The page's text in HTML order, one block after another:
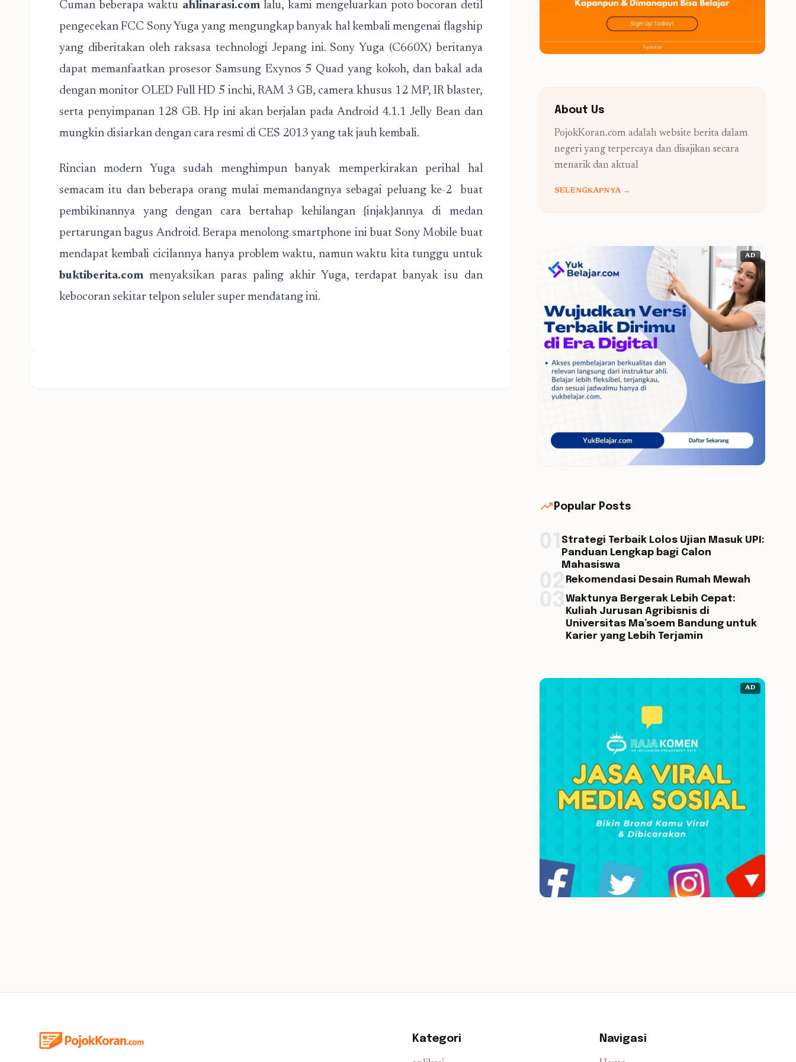
Cuman beberapa waktu ahlinarasi.comlalu, kami mengeluarkan poto bocoran detil
pengecekan FCC Sony Yuga yang mengungkap banyak hal kembali mengenai flagship
yang diberitakan oleh raksasa technologi Jepang ini. Sony Yuga (C660X) beritanya
dapat memanfaatkan prosesor Samsung Exynos 5 Quad yang kokoh, dan bakal ada
dengan monitor OLED Full HD 5 inchi, RAM 3 GB, camera khusus 12 MP, IR blaster,
serta penyimpanan 128 GB. Hp ini akan berjalan pada Android 4.1.1 Jelly Bean dan
mungkin disiarkan dengan cara resmi di CES 2013 yang tak jauh kembali.
Rincian modern Yuga sudah menghimpun banyak memperkirakan perihal hal
semacam itu dan beberapa orang mulai memandangnya sebagai peluang ke-2 buat
pembikinannya yang dengan cara bertahap kehilangan {injak}annya di medan
pertarungan bagus Android. Berapa menolong smartphone ini buat Sony Mobile buat
mendapat kembali cicilannya hanya problem waktu, namun waktu kita tunggu untuk
buktiberita.com menyaksikan paras paling akhir Yuga, terdapat banyak isu dan
kebocoran sekitar telpon seluler super mendatang ini.
About Us
PojokKoran.com adalah website berita dalam
negeri yang terpercaya dan disajikan secara
menarik dan aktual
SELENGKAPNYA →
AD
trending_up Popular Posts
Strategi Terbaik Lolos Ujian Masuk UPI:
Panduan Lengkap bagi Calon
Mahasiswa
Rekomendasi Desain Rumah Mewah
Waktunya Bergerak Lebih Cepat:
Kuliah Jurusan Agribisnis di
Universitas Ma’soem Bandung untuk
Karier yang Lebih Terjamin
AD
Kategori Navigasi